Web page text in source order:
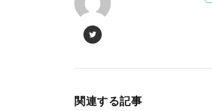
関連する記事